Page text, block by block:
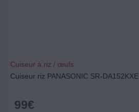
Cuiseur à riz / œufs
Cuiseur riz PANASONIC SR-DA152KXE
99€